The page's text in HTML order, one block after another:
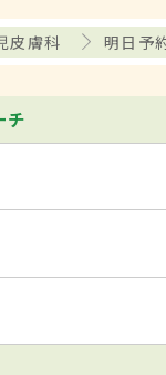
皮膚科 明日予
チ